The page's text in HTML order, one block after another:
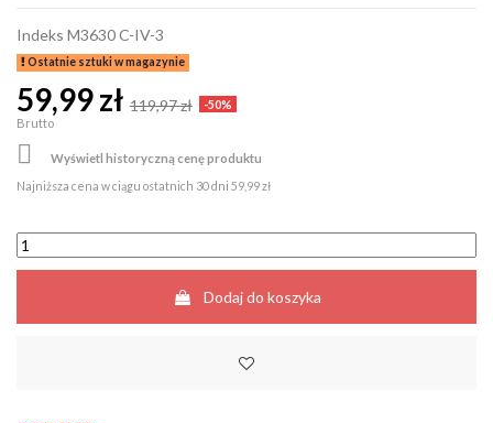
Indeks M3630 C-IV-3
Ostatnie sztuki w magazynie
59,99 zł 119,97 zł -50%
Brutto

Wyświetl historyczną cenę produktu
Najniższa cena w ciągu ostatnich 30 dni 59,99 zł
Dodaj do koszyka